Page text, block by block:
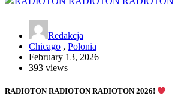
Redakcja
Chicago , Polonia
February 13, 2026
393 views
RADIOTON RADIOTON RADIOTON 2026!